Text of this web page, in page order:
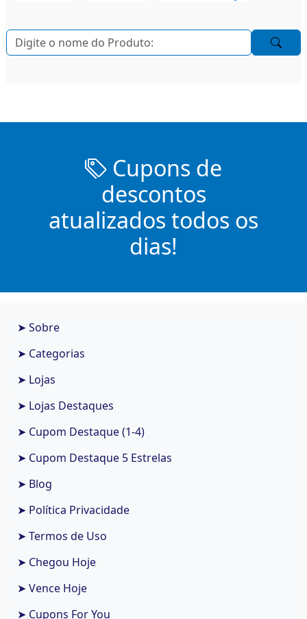
Cupons de
descontos
atualizados todos os
dias!
➤ Sobre
➤ Categorias
➤ Lojas
➤ Lojas Destaques
➤ Cupom Destaque (1-4)
➤ Cupom Destaque 5 Estrelas
➤ Blog
➤ Política Privacidade
➤ Termos de Uso
➤ Chegou Hoje
➤ Vence Hoje
➤ Cupons For You